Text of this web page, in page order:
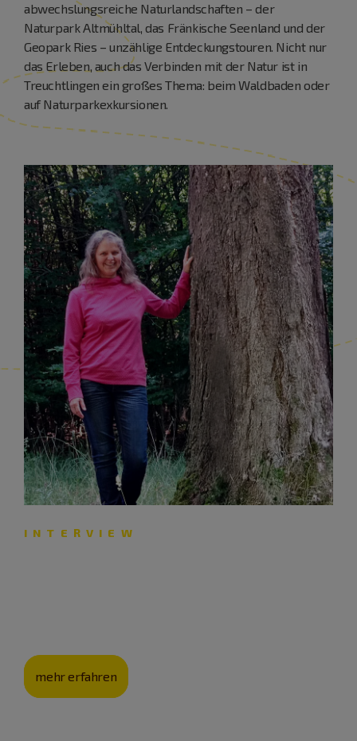
abwechslungsreiche Naturlandschaften – der
Naturpark Altmühltal, das Fränkische Seenland und der
Geopark Ries – unzählige Entdeckungstouren. Nicht nur
das Erleben, auch das Verbinden mit der Natur ist in
Treuchtlingen ein großes Thema: beim Waldbaden oder
auf Naturparkexkursionen.
INTERVIEW
mehr erfahren